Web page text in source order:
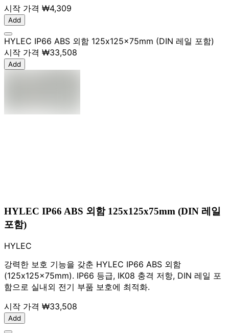
시작 가격 ₩4,309
Add
HYLEC IP66 ABS 외함 125x125x75mm (DIN 레일 포함)
시작 가격 ₩33,508
Add
HYLEC IP66 ABS 외함 125x125x75mm (DIN 레일
포함)
HYLEC
강력한 보호 기능을 갖춘 HYLEC IP66 ABS 외함
(125x125x75mm). IP66 등급, IK08 충격 저항, DIN 레일 포
함으로 실내외 전기 부품 보호에 최적화.
시작 가격 ₩33,508
Add